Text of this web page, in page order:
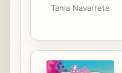
Tania Navarrete